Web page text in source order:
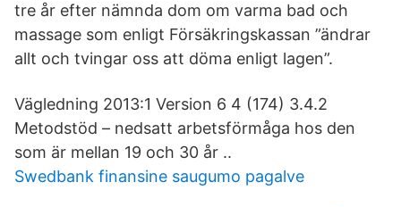
tre år efter nämnda dom om varma bad och
massage som enligt Försäkringskassan ”ändrar
allt och tvingar oss att döma enligt lagen”.
Vägledning 2013:1 Version 6 4 (174) 3.4.2
Metodstöd – nedsatt arbetsförmåga hos den
som är mellan 19 och 30 år ..
Swedbank finansine saugumo pagalve